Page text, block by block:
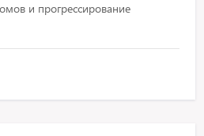
и прогрессирование